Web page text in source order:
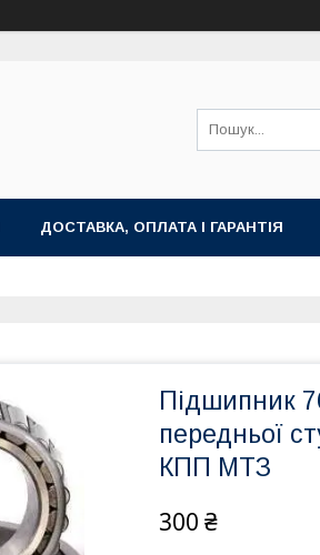
ДОСТАВКА, ОПЛАТА І ГАРАНТІЯ
Підшипник
передньої
КПП МТЗ
300 ₴